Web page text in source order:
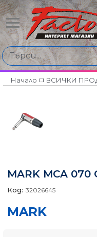
Начало ВСИЧКИ
MARK MCA 070
Код: 32026645
MARK